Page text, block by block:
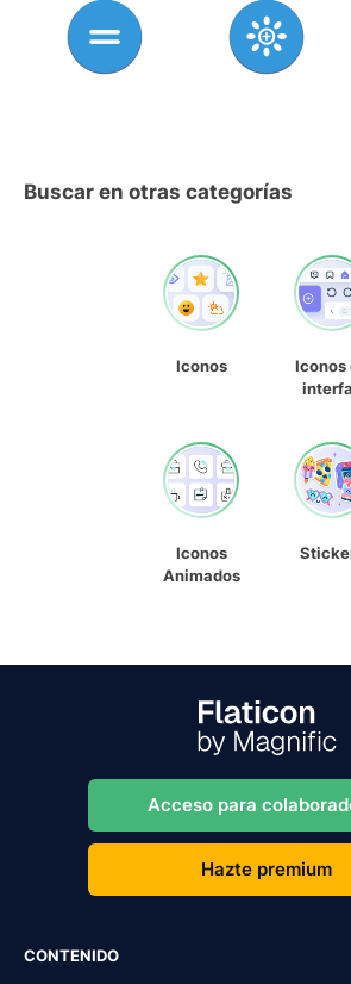
Buscar en otras categorías
Iconos
Iconos
Iconos
Animados
Acceso para
Hazte premium
CONTENIDO